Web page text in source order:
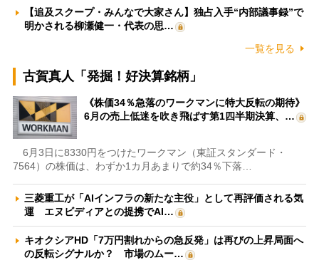
【追及スクープ・みんなで大家さん】独占入手“内部議事録”で
明かされる柳瀬健一・代表の思…
一覧を見る
古賀真人「発掘！好決算銘柄」
《株価34％急落のワークマンに特大反転の期待》
6月の売上低迷を吹き飛ばす第1四半期決算、…
6月3日に8330円をつけたワークマン（東証スタンダード・
7564）の株価は、わずか1カ月あまりで約34％下落…
三菱重工が「AIインフラの新たな主役」として再評価される気
運 エヌビディアとの提携でAI…
キオクシアHD「7万円割れからの急反発」は再びの上昇局面へ
の反転シグナルか？ 市場のムー…